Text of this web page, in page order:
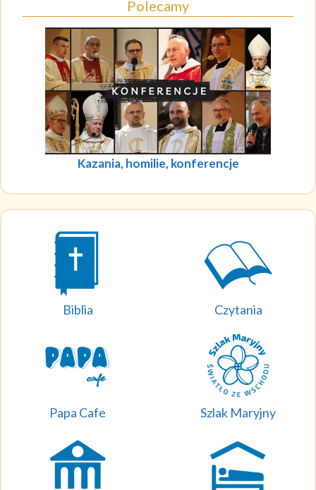
Polecamy
Kazania, homilie, konferencje
Biblia Czytania
Papa Cafe Szlak Maryjny